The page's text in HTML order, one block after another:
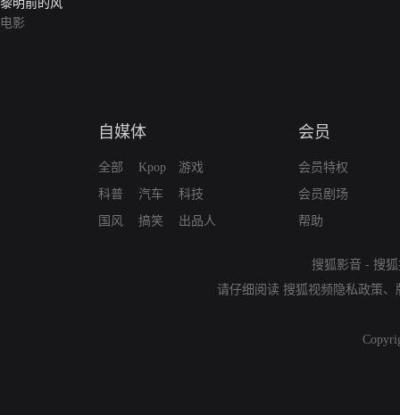
黎明前的风
电影
自媒体
全部
科普
国风
Kpop
汽车
搞笑
游戏
科技
出品人
会员
会员特权
会员剧场
帮助
搜狐影音 - 搜
请仔细阅读 搜狐视频隐私政策、